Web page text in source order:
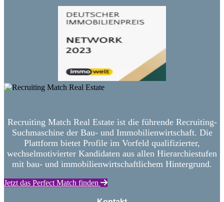
Recruiting Match Real Estate ist die führende Recruiting-
Suchmaschine der Bau- und Immobilienwirtschaft. Die
Plattform bietet Profile im Vorfeld qualifizierter,
wechselmotivierter Kandidaten aus allen Hierarchiestufen
mit bau- und immobilienwirtschaftlichem Hintergrund.
Jetzt das Perfect Match finden